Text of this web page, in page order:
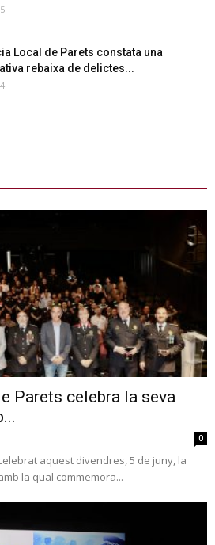
Local de Parets constata una
rebaixa de delictes...
Parets celebra la seva
0
aquest divendres, 5 de juny, la
la qual commemora...